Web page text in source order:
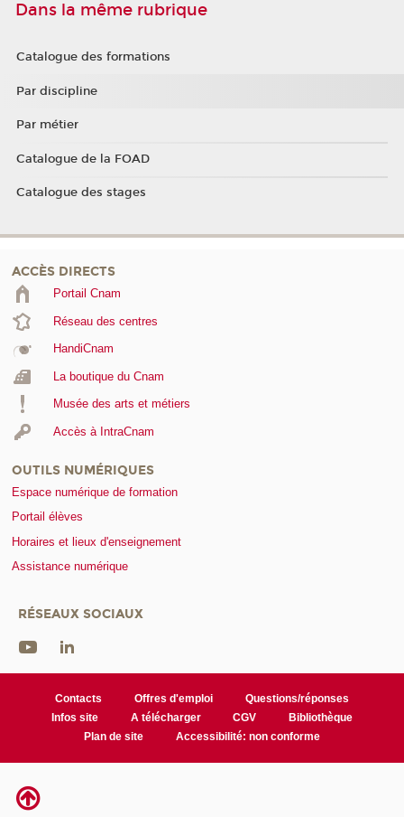
Dans la même rubrique
Catalogue des formations
Par discipline
Par métier
Catalogue de la FOAD
Catalogue des stages
ACCÈS DIRECTS
Portail Cnam
Réseau des centres
HandiCnam
La boutique du Cnam
Musée des arts et métiers
Accès à IntraCnam
OUTILS NUMÉRIQUES
Espace numérique de formation
Portail élèves
Horaires et lieux d'enseignement
Assistance numérique
RÉSEAUX SOCIAUX
Contacts Offres d'emploi
Questions/réponses
Infos site
A télécharger CGV
Bibliothèque
Plan de site
Accessibilité: non conforme